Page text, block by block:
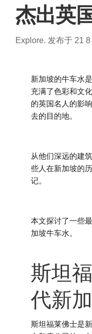
杰出英
Explore. 发布于 21
新加坡的牛车水
充满了色彩和文
的英国名人的影
去的目的地。
从他们深远的建
些人在新加坡的
记。
本文探讨了一些
加坡牛车水。
斯坦
代新
斯坦福莱佛士是